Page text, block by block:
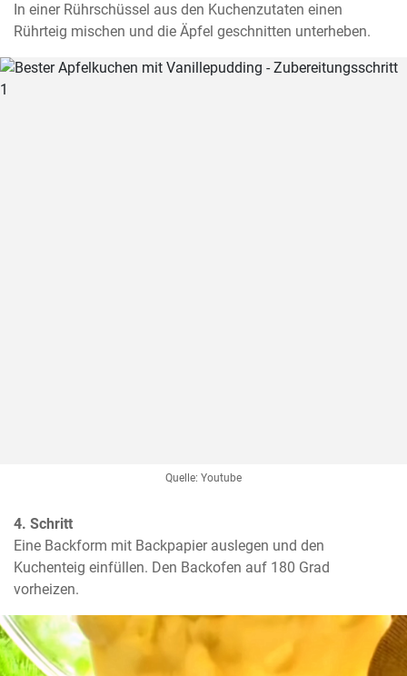
In einer Rührschüssel aus den Kuchenzutaten einen
Rührteig mischen und die Äpfel geschnitten unterheben.
Quelle: Youtube
4. Schritt
Eine Backform mit Backpapier auslegen und den
Kuchenteig einfüllen. Den Backofen auf 180 Grad
vorheizen.